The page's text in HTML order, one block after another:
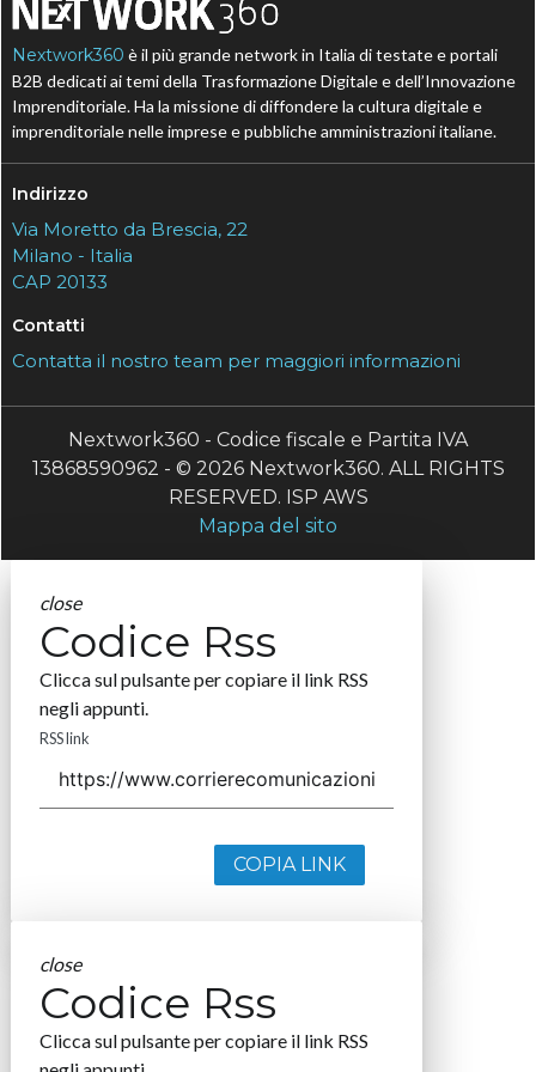
Nextwork360 è il più grande network in Italia di testate e portali
B2B dedicati ai temi della Trasformazione Digitale e dell’Innovazione
Imprenditoriale. Ha la missione di diffondere la cultura digitale e
imprenditoriale nelle imprese e pubbliche amministrazioni italiane.
Indirizzo
Via Moretto da Brescia, 22
Milano - Italia
CAP 20133
Contatti
Contatta il nostro team per maggiori informazioni
Nextwork360 - Codice fiscale e Partita IVA
13868590962 - © 2026 Nextwork360. ALL RIGHTS
RESERVED. ISP AWS
Mappa del sito
close
Codice Rss
Clicca sul pulsante per copiare il link RSS
negli appunti.
RSS link
COPIA LINK
close
Codice Rss
Clicca sul pulsante per copiare il link RSS